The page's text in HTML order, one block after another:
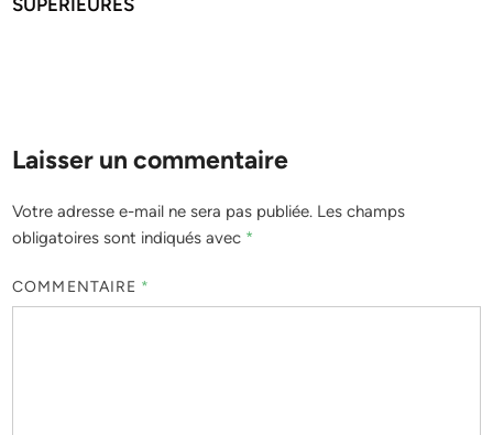
Laisser un commentaire
Votre adresse e-mail ne sera pas publiée. Les champs
obligatoires sont indiqués avec *
COMMENTAIRE *